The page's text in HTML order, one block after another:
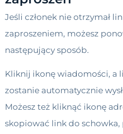
Jeśli członek nie otrzymał
zaproszeniem, możesz
następujący sposób.
Kliknij ikonę wiadomości, a
zostanie automatycznie
Możesz też kliknąć ikonę
skopiować link do schowka,